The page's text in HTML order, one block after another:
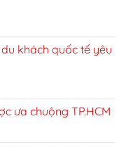
khách quốc tế yêu
ưa chuộng TP.HCM